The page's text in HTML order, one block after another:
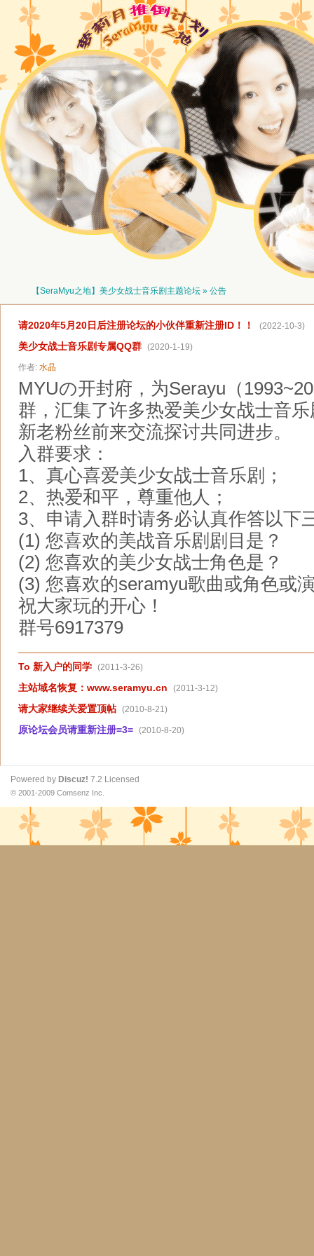
【SeraMyu之地】美少女战士音乐剧主题论坛 » 公告
请2020年5月20日后注册论坛的小伙伴重新注册ID！！ (2022-10-3)
美少女战士音乐剧专属QQ群 (2020-1-19)
作者: 水晶
MYUの开封府，为Serayu（
群，汇集了许多热爱美少女战士音
新老粉丝前来交流探讨共同进步。
入群要求：
1、真心喜爱美少女战士音乐剧；
2、热爱和平，尊重他人；
3、申请入群时请务必认真作答以下
(1) 您喜欢的美战音乐剧剧目是？
(2) 您喜欢的美少女战士角色是？
(3) 您喜欢的seramyu歌曲或角色或
祝大家玩的开心！
群号6917379
To 新入户的同学 (2011-3-26)
主站域名恢复：www.seramyu.cn (2011-3-12)
请大家继续关爱置顶帖 (2010-8-21)
原论坛会员请重新注册=3= (2010-8-20)
Powered by Discuz! 7.2 Licensed
© 2001-2009 Comsenz Inc.